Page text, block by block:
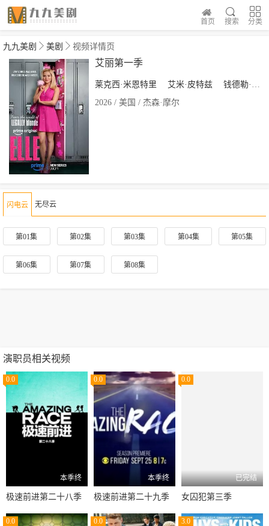
分类
搜索
首页
九九美剧 美剧 视频详情页
艾丽第一季
莱克西·米恩特里 艾米·皮特兹
钱德勒·金尼
2026 / 美国 / 杰森·摩尔
闪电云 无尽云
第01集 第02集 第03集 第04集 第05集
第06集 第07集 第08集
演职员相关视频
0.0
本季终
极速前进第二十八季
0.0
本季终
极速前进第二十九季
0.0
已完结
女囚犯第三季
0.0 0.0 3.0